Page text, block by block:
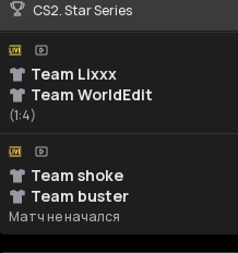
CS2. Star Series
Team Lixxx
Team WorldEdit
(1:4)
Team shoke
Team buster
Матч не начался